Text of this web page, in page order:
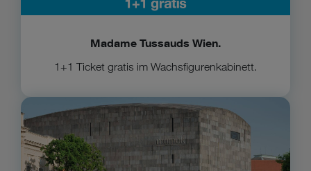
Madame Tussauds Wien.
1+1 Ticket gratis im Wachsfigurenkabinett.
Zum Mumok